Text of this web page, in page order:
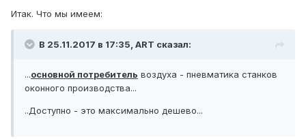
Итак. Что мы имеем:
В 25.11.2017 в 17:35, ART сказал:
...основной потребитель воздуха - пневматика станков
оконного производства...
..Доступно - это максимально дешево...